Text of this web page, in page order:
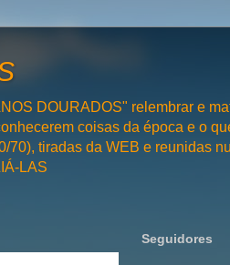
DOURADOS" relembrar e
coisas da época e o
tiradas da WEB e reunidas
LAS
Seguidores